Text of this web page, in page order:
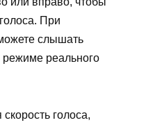
При
слышать
режиме реального
голоса,